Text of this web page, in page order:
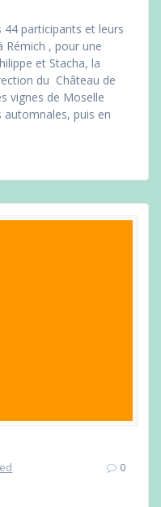
44 participants et leurs
Rémich , pour une
et Stacha, la
du Château de
vignes de Moselle
automnales, puis en
0